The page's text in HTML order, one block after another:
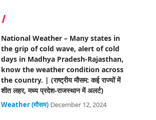
National Weather – Many states in
the grip of cold wave, alert of cold
days in Madhya Pradesh-Rajasthan,
know the weather condition across
the country. | (राष्ट्रीय मौसम: कई राज्यों में
शीत लहर, मध्य प्रदेश-राजस्थान में अलर्ट)
Weather (मौसम) December 12, 2024